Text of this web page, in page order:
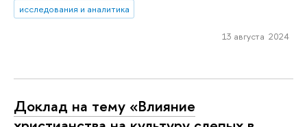
исследования и аналитика
13 августа 2024
Доклад на тему «Влияние